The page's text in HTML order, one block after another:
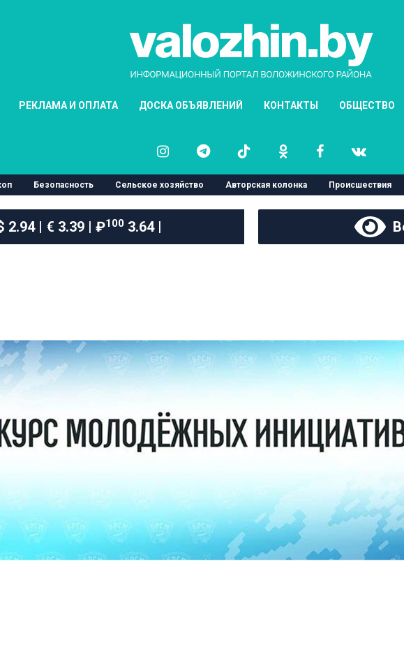
РЕКЛАМА И ОПЛАТА ДОСКА ОБЪЯВЛЕНИЙ КОНТАКТЫ ОБЩЕСТВО
Безопасность Сельское хозяйство Авторская колонка Происшествия
2.94 | € 3.39 | ₽1003.64 |